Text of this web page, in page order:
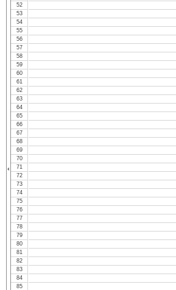
52
53
54
55
56
57
58
59
60
61
62
63
64
65
66
67
68
69
70
71
72
73
74
75
76
77
78
79
80
81
82
83
84
85